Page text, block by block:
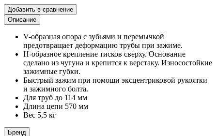
Добавить в сравнение
Описание
V-образная опора с зубьями и перемычкой
предотвращает деформацию трубы при зажиме.
Н-образное крепление тисков сверху. Основание
сделано из чугуна и крепится к верстаку. Износостойкие
зажимные губки.
Быстрый зажим при помощи эксцентриковой рукоятки
и зажимного болта.
Для труб до 114 мм
Длина цепи 570 мм
Вес 5,5 кг
Бренд